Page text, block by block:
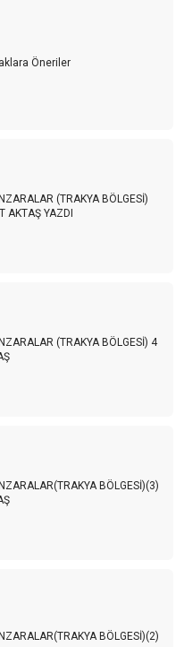
Öneriler
(TRAKYA BÖLGESİ)
AKTAŞ YAZDI
(TRAKYA BÖLGESİ) 4
BÖLGESİ)(3)
BÖLGESİ)(2)